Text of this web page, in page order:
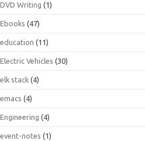
DVD Writing (1)
Ebooks (47)
education (11)
Electric Vehicles (30)
elk stack (4)
emacs (4)
Engineering (4)
event-notes (1)